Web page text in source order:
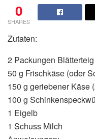
0
SHARES
Zutaten:
2 Packungen
50 g Frischkäse (oder
150 g geriebener Käse
100 g
1 Eigelb
1 Schuss Milch